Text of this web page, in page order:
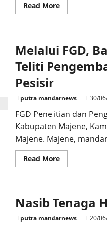
Read MoreRead
more
Baru
Para
Eselon
Melalui FGD,
Teliti
Pesisir
putra mandarnews 30/
FGD Penelitian dan
Kabupaten Majene,
Majene. Majene,
Read MoreRead
more
Majene
Teliti
Wilayah
Nasib Tenaga
putra mandarnews 20/